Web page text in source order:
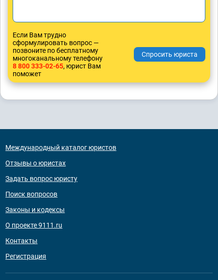
Если Вам трудно
сформулировать вопрос —
позвоните по бесплатному
многоканальному телефону
8 800 333-02-65, юрист Вам
поможет
Международный каталог юристов
Отзывы о юристах
Задать вопрос юристу
Поиск вопросов
Законы и кодексы
О проекте 9111.ru
Контакты
Регистрация